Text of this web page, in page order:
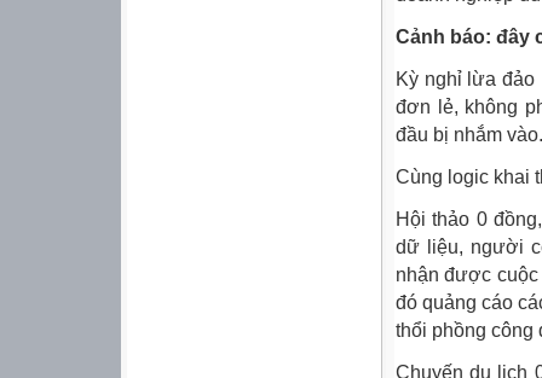
Cảnh báo: đây
Kỳ nghỉ lừa đảo
đơn lẻ, không
đầu bị nhắm vào.
Cùng logic khai
Hội thảo 0
dữ liệu, người
nhận được
đó quảng cáo
thổi phồng công
Chuyến du lịch